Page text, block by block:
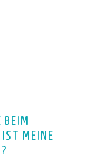
BEIM
MEINE